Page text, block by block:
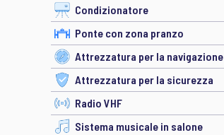
Condizionatore
Ponte con zona pranzo
Attrezzatura per la navigazione
Attrezzatura per la sicurezza
Radio VHF
Sistema musicale in salone